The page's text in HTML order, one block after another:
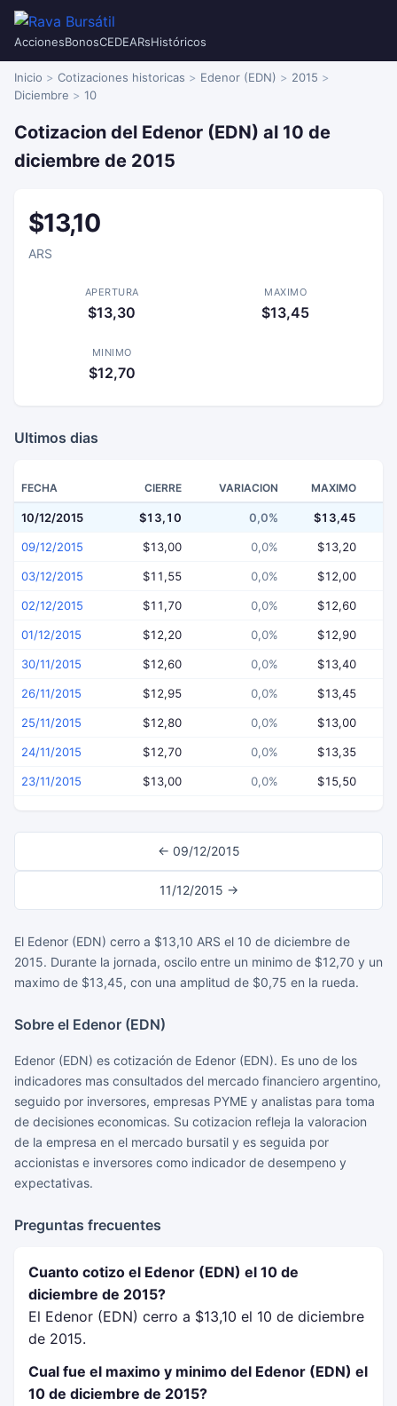
AccionesBonosCEDEARsHistóricos
Inicio Cotizaciones historicas Edenor (EDN)
2015
Diciembre
10
Cotizacion del Edenor (EDN) al 10 de
diciembre de 2015
$13,10
ARS
APERTURA
$13,30
MAXIMO
$13,45
MINIMO
$12,70
Ultimos dias
FECHA CIERRE VARIACION MAXIMO
10/12/2015 $13,10 0,0% $13,45
09/12/2015 $13,00 0,0% $13,20
03/12/2015 $11,55 0,0% $12,00
02/12/2015 $11,70 0,0% $12,60
01/12/2015 $12,20 0,0% $12,90
30/11/2015 $12,60 0,0% $13,40
26/11/2015 $12,95 0,0% $13,45
25/11/2015 $12,80 0,0% $13,00
24/11/2015 $12,70 0,0% $13,35
23/11/2015 $13,00 0,0% $15,50
← 09/12/2015
11/12/2015 →
El Edenor (EDN) cerro a $13,10 ARS el 10 de diciembre de
2015. Durante la jornada, oscilo entre un minimo de $12,70 y un
maximo de $13,45, con una amplitud de $0,75 en la rueda.
Sobre el Edenor (EDN)
Edenor (EDN) es cotización de Edenor (EDN). Es uno de los
indicadores mas consultados del mercado financiero argentino,
seguido por inversores, empresas PYME y analistas para toma
de decisiones economicas. Su cotizacion refleja la valoracion
de la empresa en el mercado bursatil y es seguida por
accionistas e inversores como indicador de desempeno y
expectativas.
Preguntas frecuentes
Cuanto cotizo el Edenor (EDN) el 10 de
diciembre de 2015?
El Edenor (EDN) cerro a $13,10 el 10 de diciembre
de 2015.
Cual fue el maximo y minimo del Edenor (EDN) el
10 de diciembre de 2015?